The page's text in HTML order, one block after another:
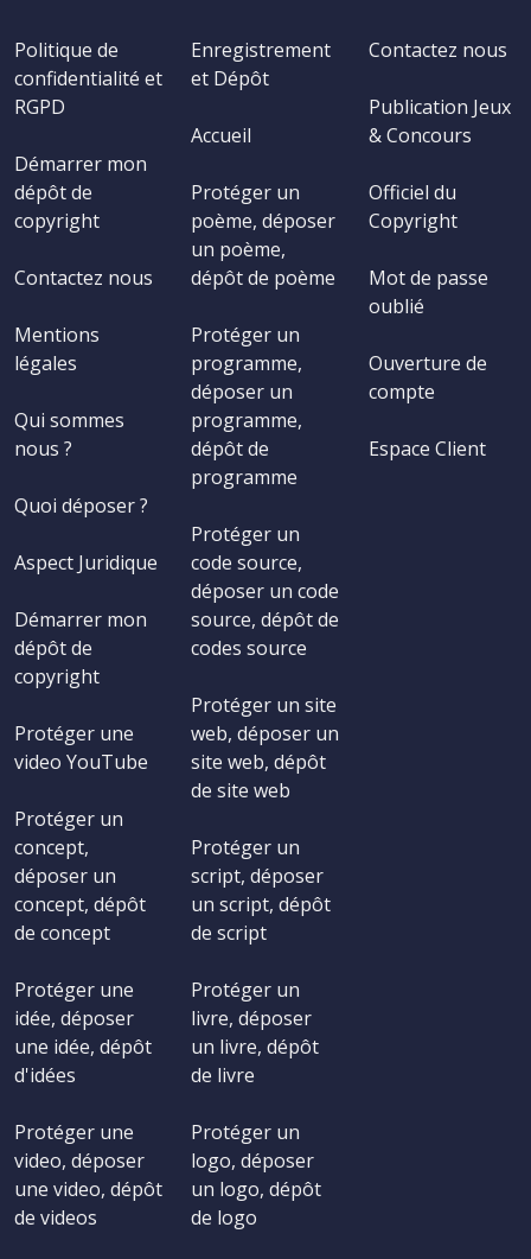
Politique de
confidentialité et
RGPD
Démarrer mon
dépôt de
copyright
Contactez nous
Mentions
légales
Qui sommes
nous ?
Quoi déposer ?
Aspect Juridique
Démarrer mon
dépôt de
copyright
Protéger une
video YouTube
Protéger un
concept,
déposer un
concept, dépôt
de concept
Protéger une
idée, déposer
une idée, dépôt
d'idées
Protéger une
video, déposer
une video, dépôt
de videos
Enregistrement
et Dépôt
Accueil
Protéger un
poème, déposer
un poème,
dépôt de poème
Protéger un
programme,
déposer un
programme,
dépôt de
programme
Protéger un
code source,
déposer un code
source, dépôt de
codes source
Protéger un site
web, déposer un
site web, dépôt
de site web
Protéger un
script, déposer
un script, dépôt
de script
Protéger un
livre, déposer
un livre, dépôt
de livre
Protéger un
logo, déposer
un logo, dépôt
de logo
Contactez nous
Publication Jeux
& Concours
Officiel du
Copyright
Mot de passe
oublié
Ouverture de
compte
Espace Client